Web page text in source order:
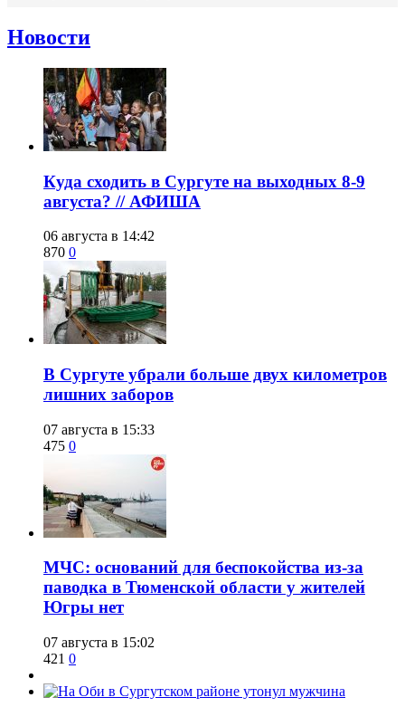
Новости
​Куда сходить в Сургуте на выходных 8-9
августа? // АФИША
06 августа в 14:42
870 0
​В Сургуте убрали больше двух километров
лишних заборов
07 августа в 15:33
475 0
​МЧС: оснований для беспокойства из-за
паводка в Тюменской области у жителей
Югры нет
07 августа в 15:02
421 0